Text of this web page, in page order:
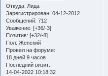
Откуда: Лида
Зарегистрирован: 04-12-2012
Сообщений: 712
Уважение: [+36/-3]
Позитив: [+32/-8]
Пол: Женский
Провел на форуме:
18 дней 9 часов
Последний визит:
14-04-2022 10:18:32